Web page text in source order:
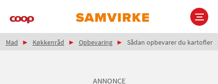
Main
Brødkrumme
Mad Køkkenråd Opbevaring Sådan opbevarer du kartofler
ANNONCE